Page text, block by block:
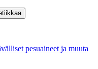
pesuaineet ja muuta